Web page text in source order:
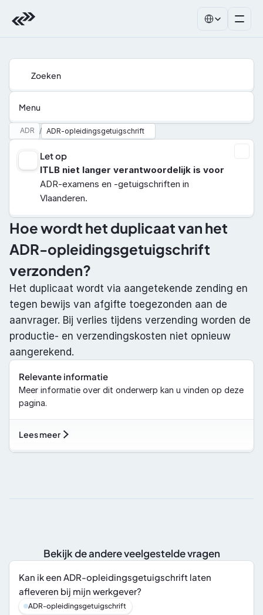
Menu
Zoeken
ADR / ADR-opleidingsgetuigschrift
Let op
ITLB niet langer verantwoordelijk is voor
ADR-examens en -getuigschriften in
Vlaanderen.
Hoe wordt het duplicaat van het
ADR-opleidingsgetuigschrift
verzonden?
Het duplicaat wordt via aangetekende zending en
tegen bewijs van afgifte toegezonden aan de
aanvrager. Bij verlies tijdens verzending worden de
productie- en verzendingskosten niet opnieuw
aangerekend.
Relevante informatie
Meer informatie over dit onderwerp kan u vinden op deze
pagina.
Lees meer
Bekijk de andere veelgestelde vragen
Kan ik een ADR-opleidingsgetuigschrift laten
afleveren bij mijn werkgever?
ADR-opleidingsgetuigschrift